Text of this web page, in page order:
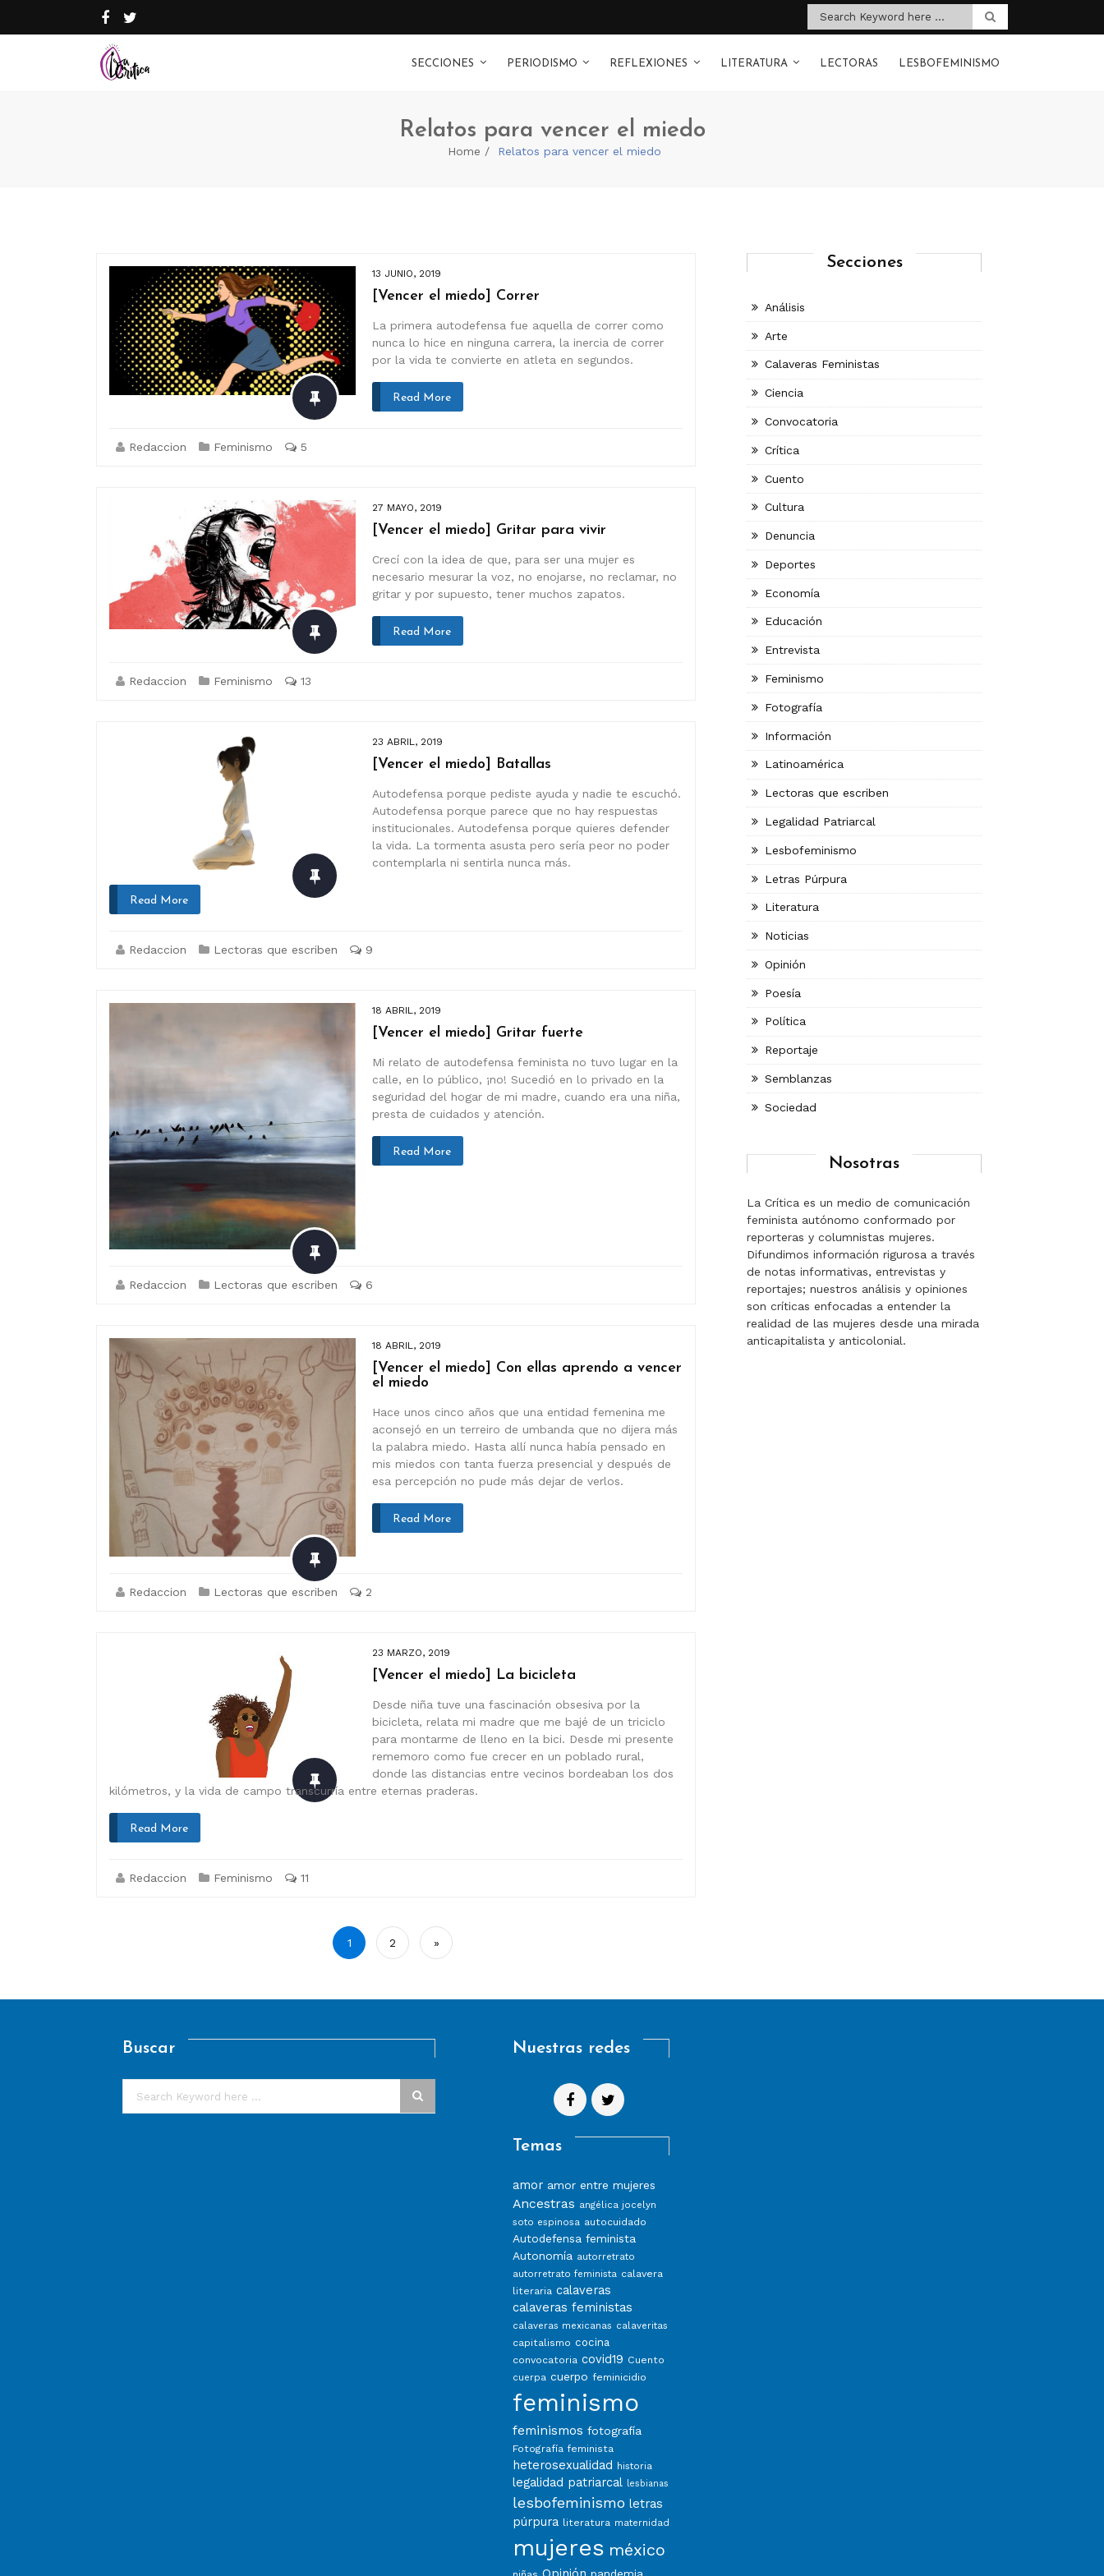
SECCIONES PERIODISMO REFLEXIONES LITERATURA LECTORAS LESBOFEMINISMO
Relatos para vencer el miedo
Home Relatos para vencer el miedo
13 JUNIO, 2019
[Vencer el miedo] Correr
La primera autodefensa fue aquella de correr como
nunca lo hice en ninguna carrera, la inercia de correr
por la vida te convierte en atleta en segundos.
Read More
Redaccion Feminismo 5
27 MAYO, 2019
[Vencer el miedo] Gritar para vivir
Crecí con la idea de que, para ser una mujer es
necesario mesurar la voz, no enojarse, no reclamar, no
gritar y por supuesto, tener muchos zapatos.
Read More
Redaccion Feminismo 13
23 ABRIL, 2019
[Vencer el miedo] Batallas
Autodefensa porque pediste ayuda y nadie te escuchó.
Autodefensa porque parece que no hay respuestas
institucionales. Autodefensa porque quieres defender
la vida. La tormenta asusta pero sería peor no poder
contemplarla ni sentirla nunca más.
Read More
Redaccion Lectoras que escriben 9
18 ABRIL, 2019
[Vencer el miedo] Gritar fuerte
Mi relato de autodefensa feminista no tuvo lugar en la
calle, en lo público, ¡no! Sucedió en lo privado en la
seguridad del hogar de mi madre, cuando era una niña,
presta de cuidados y atención.
Read More
Redaccion Lectoras que escriben 6
18 ABRIL, 2019
[Vencer el miedo] Con ellas aprendo a vencer
el miedo
Hace unos cinco años que una entidad femenina me
aconsejó en un terreiro de umbanda que no dijera más
la palabra miedo. Hasta allí nunca había pensado en
mis miedos con tanta fuerza presencial y después de
esa percepción no pude más dejar de verlos.
Read More
Redaccion Lectoras que escriben 2
23 MARZO, 2019
[Vencer el miedo] La bicicleta
Desde niña tuve una fascinación obsesiva por la
bicicleta, relata mi madre que me bajé de un triciclo
para montarme de lleno en la bici. Desde mi presente
rememoro como fue crecer en un poblado rural,
donde las distancias entre vecinos bordeaban los dos
kilómetros, y la vida de campo transcurría entre eternas praderas.
Read More
Redaccion Feminismo 11
1 2 »
Secciones
Análisis
Arte
Calaveras Feministas
Ciencia
Convocatoria
Crítica
Cuento
Cultura
Denuncia
Deportes
Economía
Educación
Entrevista
Feminismo
Fotografía
Información
Latinoamérica
Lectoras que escriben
Legalidad Patriarcal
Lesbofeminismo
Letras Púrpura
Literatura
Noticias
Opinión
Poesía
Política
Reportaje
Semblanzas
Sociedad
Nosotras
La Crítica es un medio de comunicación
feminista autónomo conformado por
reporteras y columnistas mujeres.
Difundimos información rigurosa a través
de notas informativas, entrevistas y
reportajes; nuestros análisis y opiniones
son críticas enfocadas a entender la
realidad de las mujeres desde una mirada
anticapitalista y anticolonial.
Buscar Nuestras redes
Temas
amor amor entre mujeres
Ancestras angélica jocelyn
soto espinosa autocuidado
Autodefensa feminista
Autonomía autorretrato
autorretrato feminista calavera
literaria calaveras
calaveras feministas
calaveras mexicanas calaveritas
capitalismo cocina
convocatoria covid19 Cuento
cuerpa cuerpo feminicidio
feminismo
feminismos fotografía
Fotografía feminista
heterosexualidad historia
legalidad patriarcal lesbianas
lesbofeminismo letras
púrpura literatura maternidad
mujeres méxico